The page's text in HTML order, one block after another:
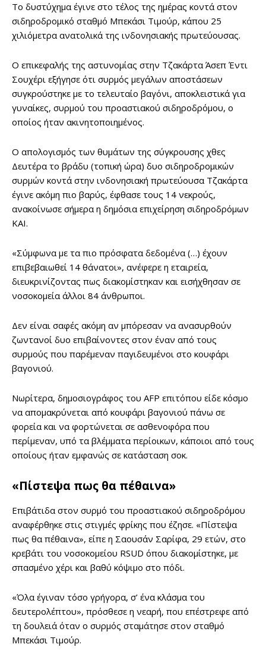
Το δυστύχημα έγινε στο τέλος της ημέρας κοντά στον
σιδηροδρομικό σταθμό Μπεκάσι Τιμούρ, κάπου 25
χιλιόμετρα ανατολικά της ινδονησιακής πρωτεύουσας.
Ο επικεφαλής της αστυνομίας στην Τζακάρτα Άσεπ Έντι
Σουχέρι εξήγησε ότι συρμός μεγάλων αποστάσεων
συγκρούστηκε με το τελευταίο βαγόνι, αποκλειστικά για
γυναίκες, συρμού του προαστιακού σιδηροδρόμου, ο
οποίος ήταν ακινητοποιημένος.
Ο απολογισμός των θυμάτων της σύγκρουσης χθες
Δευτέρα το βράδυ (τοπική ώρα) δυο σιδηροδρομικών
συρμών κοντά στην ινδονησιακή πρωτεύουσα Τζακάρτα
έγινε ακόμη πιο βαρύς, έφθασε τους 14 νεκρούς,
ανακοίνωσε σήμερα η δημόσια επιχείρηση σιδηροδρόμων
KAI.
«Σύμφωνα με τα πιο πρόσφατα δεδομένα (…) έχουν
επιβεβαιωθεί 14 θάνατοι», ανέφερε η εταιρεία,
διευκρινίζοντας πως διακομίστηκαν και εισήχθησαν σε
νοσοκομεία άλλοι 84 άνθρωποι.
Δεν είναι σαφές ακόμη αν μπόρεσαν να ανασυρθούν
ζωντανοί δυο επιβαίνοντες στον έναν από τους
συρμούς που παρέμεναν παγιδευμένοι στο κουφάρι
βαγονιού.
Νωρίτερα, δημοσιογράφος του AFP επιτόπου είδε κόσμο
να απομακρύνεται από κουφάρι βαγονιού πάνω σε
φορεία και να φορτώνεται σε ασθενοφόρα που
περίμεναν, υπό τα βλέμματα περίοικων, κάποιοι από τους
οποίους ήταν εμφανώς σε κατάσταση σοκ.
«Πίστεψα πως θα πέθαινα»
Επιβάτιδα στον συρμό του προαστιακού σιδηροδρόμου
αναφέρθηκε στις στιγμές φρίκης που έζησε. «Πίστεψα
πως θα πέθαινα», είπε η Σαουσάν Σαρίφα, 29 ετών, στο
κρεβάτι του νοσοκομείου RSUD όπου διακομίστηκε, με
σπασμένο χέρι και βαθύ κόψιμο στο πόδι.
«Όλα έγιναν τόσο γρήγορα, σ’ ένα κλάσμα του
δευτερολέπτου», πρόσθεσε η νεαρή, που επέστρεφε από
τη δουλειά όταν ο συρμός σταμάτησε στον σταθμό
Μπεκάσι Τιμούρ.